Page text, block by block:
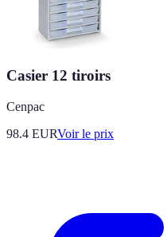
Casier 12 tiroirs
Cenpac
98.4 EURVoir le prix